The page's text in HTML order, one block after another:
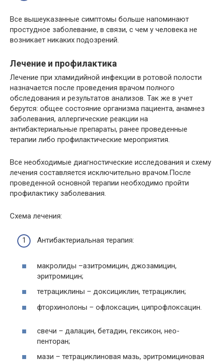
Все вышеуказанные симптомы больше напоминают
простудное заболевание, в связи, с чем у человека не
возникает никаких подозрений.
Лечение и профилактика
Лечение при хламидийной инфекции в ротовой полости
назначается после проведения врачом полного
обследования и результатов анализов. Так же в учет
берутся: общее состояние организма пациента, анамнез
заболевания, аллергические реакции на
антибактериальные препараты, ранее проведенные
терапии либо профилактические мероприятия.
Все необходимые диагностические исследования и схему
лечения составляется исключительно врачом.После
проведенной основной терапии необходимо пройти
профилактику заболевания.
Схема лечения:
Антибактериальная терапия:
макролиды –азитромицин, джозамицин,
эритромицин;
тетрациклины – доксициклин, тетрациклин;
фторхинолоны – офлоксацин, ципрофлоксацин.
свечи – далацин, бетадин, гексикон, нео-
пенторан;
мази – тетрациклиновая мазь, эритромициновая